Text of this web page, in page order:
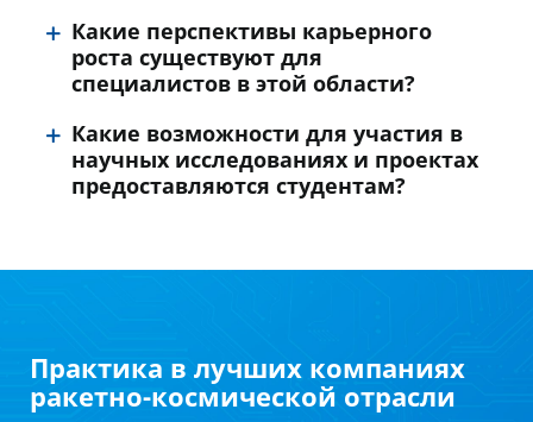
Какие перспективы карьерного
роста существуют для
специалистов в этой области?
Какие возможности для участия в
научных исследованиях и проектах
предоставляются студентам?
Практика в лучших компаниях
ракетно-космической отрасли